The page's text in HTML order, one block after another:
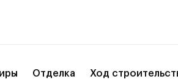
Отделка Ход